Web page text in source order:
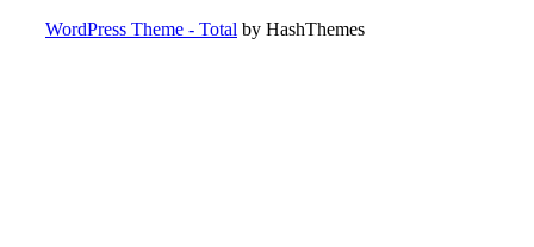
WordPress Theme - Total by HashThemes